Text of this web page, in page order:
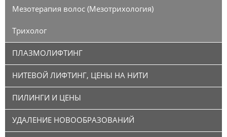
Мезотерапия волос (Мезотрихология)
Трихолог
ПЛАЗМОЛИФТИНГ
НИТЕВОЙ ЛИФТИНГ, ЦЕНЫ НА НИТИ
ПИЛИНГИ И ЦЕНЫ
УДАЛЕНИЕ НОВООБРАЗОВАНИЙ